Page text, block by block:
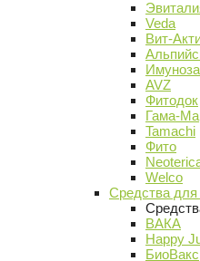
Veda
Вит-
AVZ
Фитодок
Гама-
Tamachi
Фито
Welco
Средства для
ВАКА
Happy
БиоВакс